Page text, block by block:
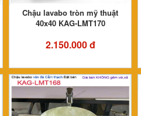
Chậu lavabo tròn mỹ thuật
40x40 KAG-LMT170
2.150.000 đ